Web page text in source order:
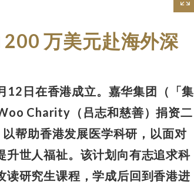
万美元赴海外深
12日在香港成立。嘉华集团（「集
Charity（吕志和慈善）捐资二
帮助香港发展医学科研，以面对
升世人福祉。该计划向有志追求科
研究生课程，学成后回到香港进